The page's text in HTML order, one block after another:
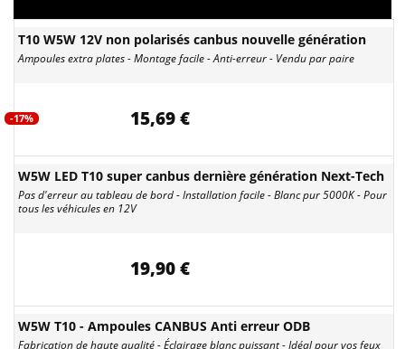
T10 W5W 12V non polarisés canbus nouvelle génération
Ampoules extra plates - Montage facile - Anti-erreur - Vendu par paire
-17% 15,69 €
W5W LED T10 super canbus dernière génération Next-Tech
Pas d'erreur au tableau de bord - Installation facile - Blanc pur 5000K - Pour
tous les véhicules en 12V
19,90 €
W5W T10 - Ampoules CANBUS Anti erreur ODB
Fabrication de haute qualité - Éclairage blanc puissant - Idéal pour vos feux